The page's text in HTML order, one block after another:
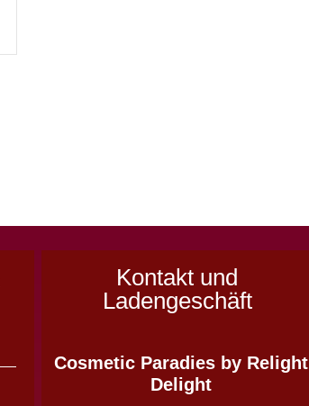
Kontakt und
Ladengeschäft
Cosmetic Paradies by Relight
Delight